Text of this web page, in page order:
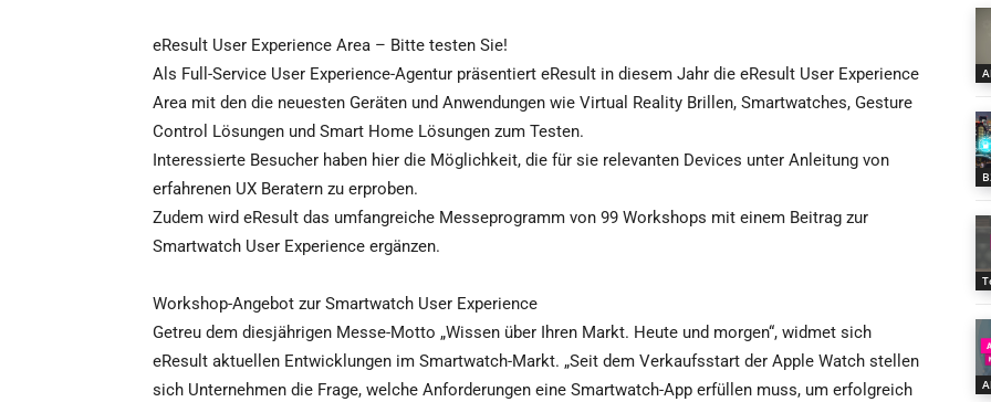
eResult User Experience Area – Bitte testen Sie!
Als Full-Service User Experience-Agentur präsentiert eResult in diesem Jahr die eResult User Experience
Area mit den die neuesten Geräten und Anwendungen wie Virtual Reality Brillen, Smartwatches, Gesture
Control Lösungen und Smart Home Lösungen zum Testen.
Interessierte Besucher haben hier die Möglichkeit, die für sie relevanten Devices unter Anleitung von
erfahrenen UX Beratern zu erproben.
Zudem wird eResult das umfangreiche Messeprogramm von 99 Workshops mit einem Beitrag zur
Smartwatch User Experience ergänzen.
Workshop-Angebot zur Smartwatch User Experience
Getreu dem diesjährigen Messe-Motto „Wissen über Ihren Markt. Heute und morgen“, widmet sich
eResult aktuellen Entwicklungen im Smartwatch-Markt. „Seit dem Verkaufsstart der Apple Watch stellen
sich Unternehmen die Frage, welche Anforderungen eine Smartwatch-App erfüllen muss, um erfolgreich